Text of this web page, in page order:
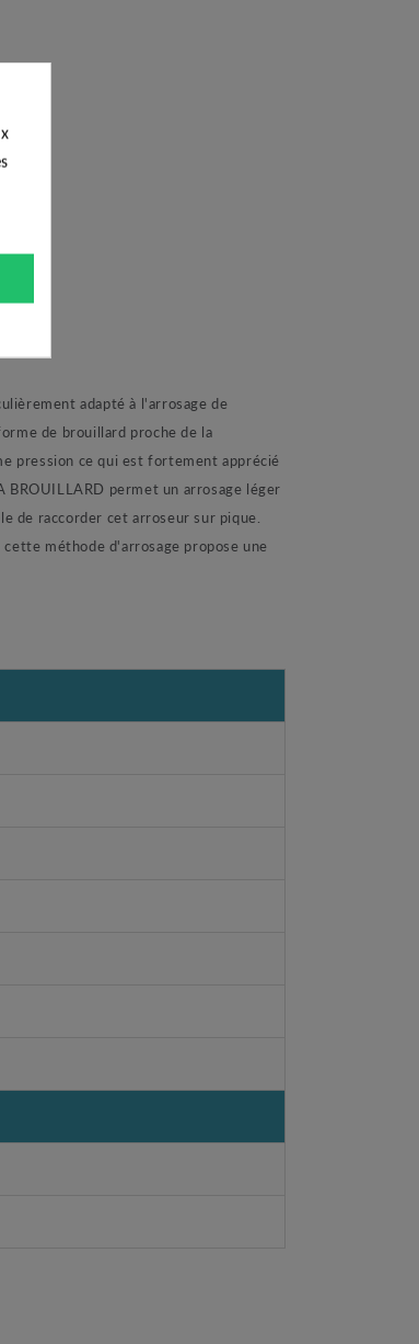
adapté à l'arrosage de
de brouillard proche de la
pression ce qui est fortement apprécié
permet un arrosage léger
de raccorder cet arroseur sur pique.
méthode d'arrosage propose une